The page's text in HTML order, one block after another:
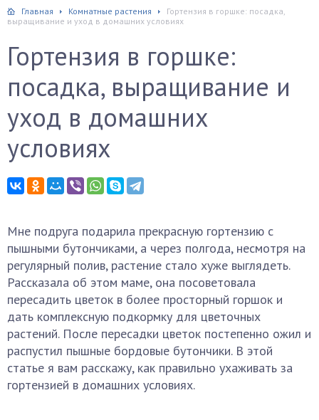
Главная Комнатные растения
Гортензия в горшке: посадка,
выращивание и уход в домашних условиях
Гортензия в горшке:
посадка, выращивание и
уход в домашних
условиях
Мне подруга подарила прекрасную гортензию с
пышными бутончиками, а через полгода, несмотря на
регулярный полив, растение стало хуже выглядеть.
Рассказала об этом маме, она посоветовала
пересадить цветок в более просторный горшок и
дать комплексную подкормку для цветочных
растений. После пересадки цветок постепенно ожил и
распустил пышные бордовые бутончики. В этой
статье я вам расскажу, как правильно ухаживать за
гортензией в домашних условиях.